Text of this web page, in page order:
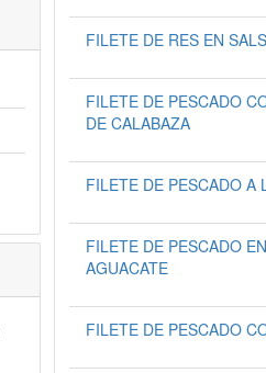
FILETE DE RES EN
FILETE DE PESCADO
DE CALABAZA
FILETE DE PESCADO A
FILETE DE PESCADO
AGUACATE
FILETE DE PESCADO